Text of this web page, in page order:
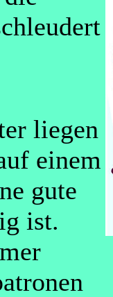
liegen
einem
gute
ist.